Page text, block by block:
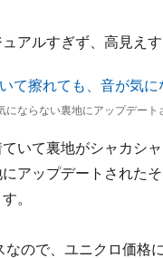
アルすぎず、高見え
にならない裏地にアップデート
いて裏地がシャカシ
アップデートされた
。
なので、ユニクロ価格